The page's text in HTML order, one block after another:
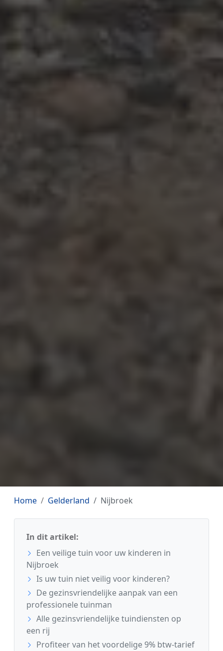
Home Gelderland Nijbroek
In dit artikel:
Een veilige tuin voor uw kinderen in
Nijbroek
Is uw tuin niet veilig voor kinderen?
De gezinsvriendelijke aanpak van een
professionele tuinman
Alle gezinsvriendelijke tuindiensten op
een rij
Profiteer van het voordelige 9% btw-tarief